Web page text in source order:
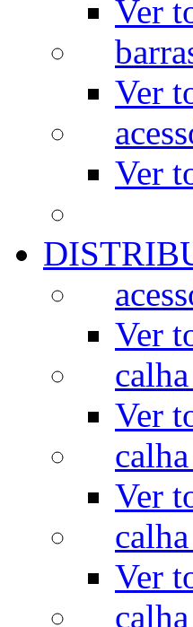
Ver
Ver
Ver
Ver
Ver
Ver
Ver